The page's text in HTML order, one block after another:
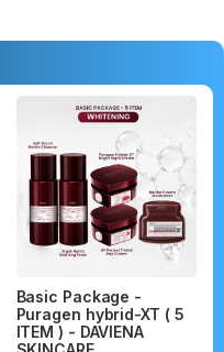
Basic Package -
Puragen hybrid-XT ( 5
ITEM ) - DAVIENA